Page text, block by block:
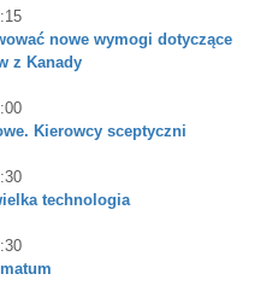
nowe wymogi dotyczące
z Kanady
Kierowcy sceptyczni
technologia